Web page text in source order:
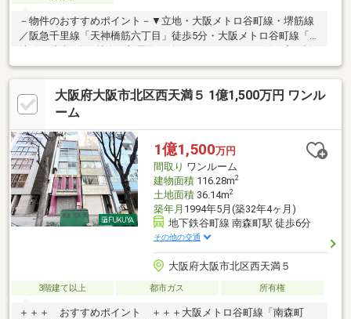
－物件のおすすめポイント－▼立地・大阪メトロ谷町線・堺筋線
／阪急千里線「天神橋筋六丁目」徒歩5分・大阪メトロ谷町線「中
置された壁付キッチン、こまめな換気が可能・LDKは生活動線に
配慮された2ドア仕様・各洋室に収納有・駐車2台可能(車種制限
有)▼周辺環境・阪急オアシス天六店 徒歩5分(約400m)・大阪市立
豊崎本庄小学校 徒歩5分(約400m)※容積率は前面道路幅員により
━━━━━・・・物件の詳細・ご相談はお気軽にお問い合わせく
ださい。
大阪府大阪市北区西天満５ 1億1,500万円 ワンル
ーム
1億1,500万円
間取り ワンルーム
建物面積116.28m2
土地面積36.14m2
築年月 1994年5月(築32年4ヶ月)
地下鉄谷町線 南森町駅 徒歩6分
その他の交通
大阪府大阪市北区西天満５
3階建て以上 都市ガス 所有権
＋＋＋ おすすめポイント ＋＋＋大阪メトロ谷町線「南森町